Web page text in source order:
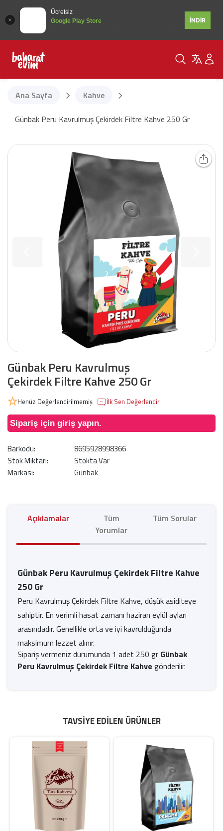
Ücretsiz
Google Play Store
İNDİR
Ana Sayfa
Kahve
Günbak Peru Kavrulmuş Çekirdek Filtre Kahve 250 Gr
Günbak Peru Kavrulmuş
Çekirdek Filtre Kahve 250 Gr
Henüz Değerlendirilmemiş İlk Sen Değerlendir
Sipariş için giriş yapın.
Barkodu:
8695928998366
Stok Miktarı:
Stokta Var
Markası:
Günbak
Açıklamalar
Tüm
Yorumlar
Tüm Sorular
Günbak Peru Kavrulmuş Çekirdek Filtre Kahve
250 Gr
Peru Kavrulmuş Çekirdek Filtre Kahve, düşük asiditeye
sahiptir. En verimli hasat zamanı haziran eylül ayları
arasındadır. Genellikle orta ve iyi kavrulduğunda
maksimum lezzet alınır.
Sipariş vermeniz durumunda 1 adet 250 gr Günbak
Peru Kavrulmuş Çekirdek Filtre Kahve gönderilir.
TAVSIYE EDILEN ÜRÜNLER